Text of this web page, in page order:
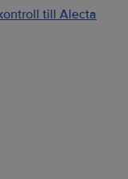
till Alecta